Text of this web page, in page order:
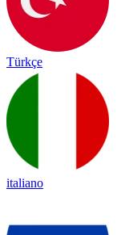
Türkçe
italiano